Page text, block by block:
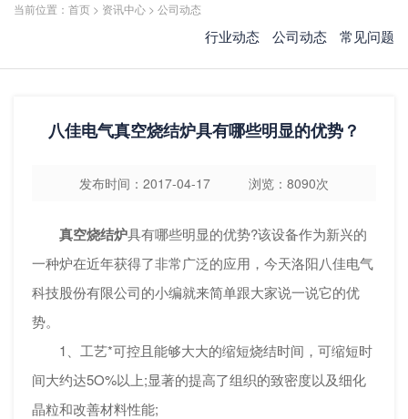
当前位置： 首页 > 资讯中心 > 公司动态
行业动态 公司动态 常见问题
八佳电气真空烧结炉具有哪些明显的优势？
发布时间：2017-04-17 浏览：8090次
真空烧结炉具有哪些明显的优势?该设备作为新兴的
一种炉在近年获得了非常广泛的应用，今天洛阳八佳电气
科技股份有限公司的小编就来简单跟大家说一说它的优
势。
1、工艺*可控且能够大大的缩短烧结时间，可缩短时
间大约达5O%以上;显著的提高了组织的致密度以及细化
晶粒和改善材料性能;